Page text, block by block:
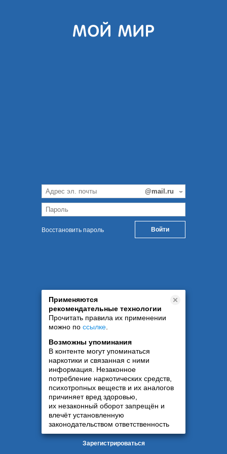
Восстановить пароль
Применяются
рекомендательные технологии
Прочитать правила их применении
можно по ссылке
Возможны упоминания
В контенте могут упоминаться
наркотики и связанная с ними
информация. Незаконное
потребление наркотических средств,
психотропных веществ и их аналогов
причиняет вред здоровью,
их незаконный оборот запрещён и
влечёт установленную
законодательством ответственность
Зарегистрироваться